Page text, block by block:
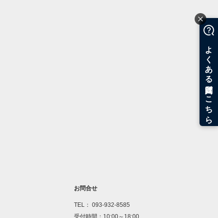
お問合せ
TEL： 093-932-8585
受付時間：10:00～18:00